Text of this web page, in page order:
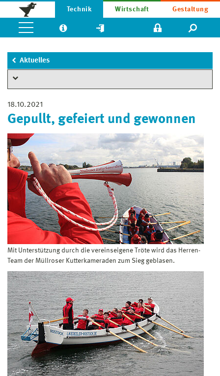
Technik Wirtschaft Gestaltung
Aktuelles
18.10.2021
Gepullt, gefeiert und gewonnen
Mit Unterstützung durch die vereinseigene Tröte wird das Herren-
Team der Müllroser Kutterkameraden zum Sieg geblasen.